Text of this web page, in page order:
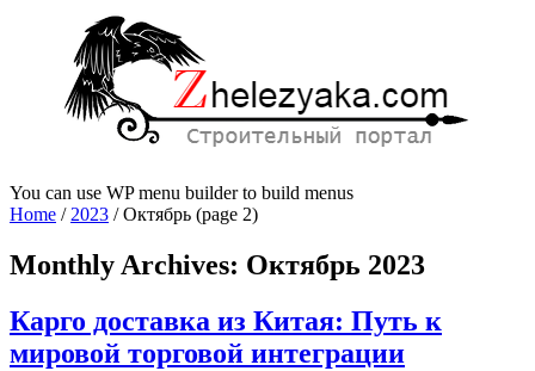
You can use WP menu builder to build menus
Home /2023 /Октябрь (page 2)
Monthly Archives: Октябрь 2023
Карго доставка из Китая: Путь к
мировой торговой интеграции